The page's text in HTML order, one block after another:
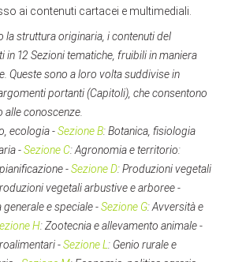
ai contenuti cartacei e multimediali.
la struttura originaria, i contenuti del
in 12 Sezioni tematiche, fruibili in maniera
Queste sono a loro volta suddivise in
portanti (Capitoli), che consentono
conoscenze.
ecologia -Sezione B: Botanica, fisiologia
-Sezione C: Agronomia e territorio:
-Sezione D: Produzioni vegetali
vegetali arbustive e arboree -
generale e speciale -Sezione G: Avversità e
H: Zootecnia e allevamento animale -
-Sezione L : Genio rurale e